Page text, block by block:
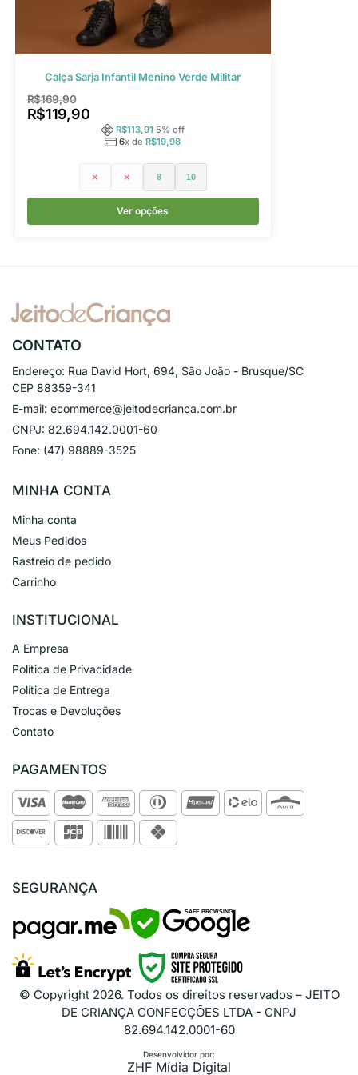
Calça Sarja Infantil Menino Verde Militar
R$169,90
R$119,90
R$113,91 5% off
6x deR$19,98
4 6 8 10
Ver opções
CONTATO
Endereço: Rua David Hort, 694, São João - Brusque/SC
CEP 88359-341
E-mail: ecommerce@jeitodecrianca.com.br
CNPJ: 82.694.142.0001-60
Fone: (47) 98889-3525
MINHA CONTA
Minha conta
Meus Pedidos
Rastreio de pedido
Carrinho
INSTITUCIONAL
A Empresa
Política de Privacidade
Política de Entrega
Trocas e Devoluções
Contato
PAGAMENTOS
SEGURANÇA
SAFE BROWSING
© Copyright 2026. Todos os direitos reservados – JEITO
DE CRIANÇA CONFECÇÕES LTDA - CNPJ
82.694.142.0001-60
Desenvolvidor por:
ZHF Mídia Digital